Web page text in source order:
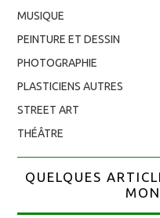
MUSIQUE
PEINTURE ET DESSIN
PHOTOGRAPHIE
PLASTICIENS AUTRES
STREET ART
THÉÂTRE
QUELQUES